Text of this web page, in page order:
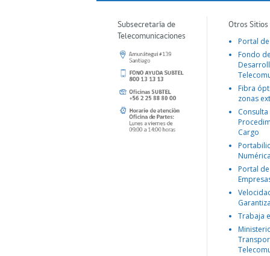
Subsecretaría de
Telecomunicaciones
Otros
Portal
Fondo
Fibra
zonas
Consulta
Cargo
Portal
Trabaja